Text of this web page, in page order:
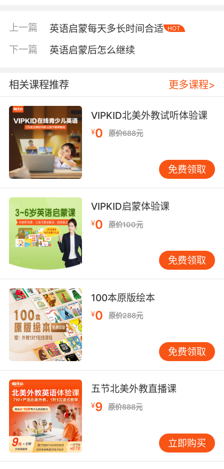
读、会不会拼、记住了没有。但对3-8岁的孩子
来说，英语首先是一种声音、一种沟通方式，而
不是一张要交差的清单。启蒙阶段最重要的环
节，就是把英语变成孩子能理解、愿意靠近的内
天 有效的家庭启蒙，往往不靠“用力”，而靠“设计
得刚刚好”。家长不需要把所有方法都上齐，只要
围绕“稳定输入 + 可理解体验”去安排，就能明显
更顺。 1）把输入做成固定小仪式，而不是临时
加餐 孩子能坚持的学习，几乎都来自稳定节奏。
与其周末突击两小时，不如每天十几分钟。给英
语一个固定时段：睡前刷牙后读一本英文绘本，
或早餐后听10分钟儿歌，或放学路上听同一段音
频。时间短没关系，关键是每天都有，让孩子形
成“这就是我们家日常的一部分”。 如果孩子抗
拒，不要立刻讲道理，也不必用奖励威胁拉扯。
把目标调小：今天只翻两页、只听一首歌、只看
一个片段。启蒙阶段最重要的，是让孩子不断体
验“我能做到”，而不是“我又被要求了”。 2）选材
料先看“能不能听懂一点点”，再谈体系和难度 很
多家长挑材料喜欢追求“原版”“高阶”，结果孩子一
句也听不懂，只能靠中文字幕或家长翻译。这样
孩子得到的是信息，不是英语能力。更适合启蒙
的材料通常有这些特征：画面能讲故事、句子
短、重复多、语气夸张、主题贴近生活（吃饭、
洗澡、上学、动物、情绪）。 同一份材料不怕重
复。孩子喜欢重复，是因为每一遍都能多听懂一
点点。家长最需要克服的是成人的“新鲜感焦
虑”。很多孩子就是靠十几本反复读烂的绘本，把
语感和常用表达打得很扎实。 3）读绘本别急着
翻译，用表演和指物帮孩子“猜到意思” 不少家庭
共读容易变成“中文讲解课”：一句英文一句中
文，孩子注意力自然落在中文上。更好的方式是
把英文当作“正在发生的事”：指着图片说，配上
动作表情，关键处停一停，让孩子用眼睛和经验
上一篇 英语启蒙每天多长时间合适 HOT
下一篇 英语启蒙后怎么继续
相关课程推荐 更多课程>
VIPKID北美外教试听体验课
¥0 原价688元
免费领取
VIPKID启蒙体验课
¥0 原价100元
免费领取
100本原版绘本
¥0 原价288元
免费领取
五节北美外教直播课
¥9 原价888元
立即购买